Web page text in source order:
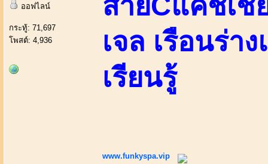
ออฟไลน์
กระทู้: 71,697
โพสต์: 4,936
เจล เรือนร่า
เรียนรู้
www.funkyspa.vip